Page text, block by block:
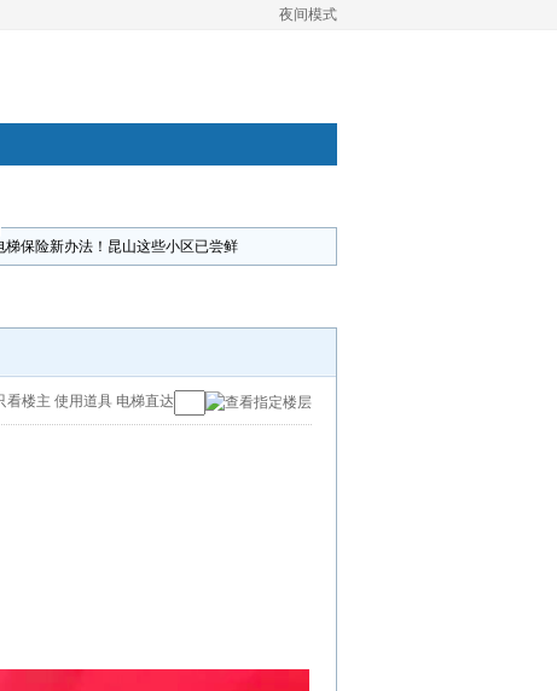
夜间模式
梯保险新办法！昆山这些小区已尝鲜
看楼主 使用道具 电梯直达